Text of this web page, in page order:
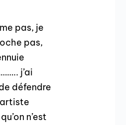
pas, je
pas,
j’ai
défendre
n’est